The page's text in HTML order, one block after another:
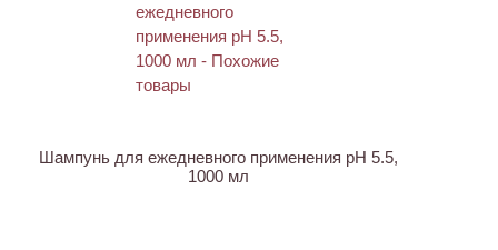
Шампунь для ежедневного применения pH 5.5,
1000 мл